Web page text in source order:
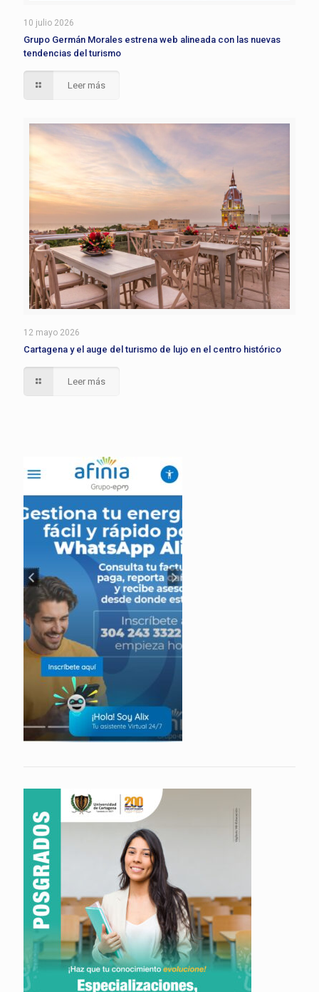
10 julio 2026
Grupo Germán Morales estrena web alineada con las nuevas
tendencias del turismo
Leer más
12 mayo 2026
Cartagena y el auge del turismo de lujo en el centro histórico
Leer más